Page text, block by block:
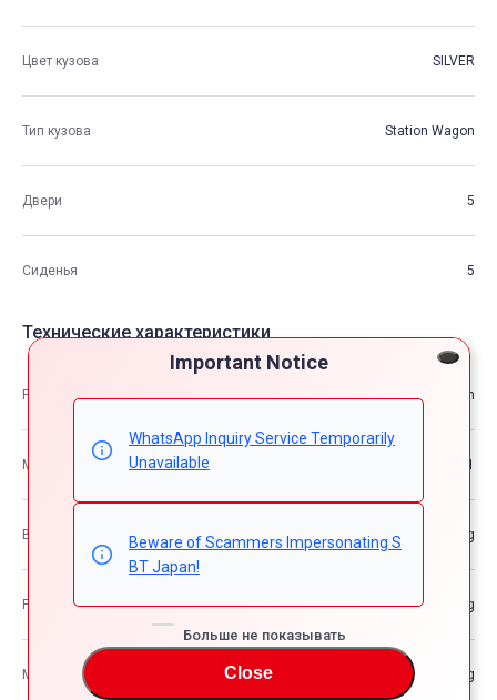
Important Notice
WhatsApp Inquiry Service Temporarily
Unavailable
Beware of Scammers Impersonating S
BT Japan!
Больше не показывать
Close
Цвет кузова SILVER
Тип кузова Station Wagon
Двери 5
Сиденья 5
Технические характеристики
Размеры 4.82m×1.79m×1.51m
М3 13.01
Вес автомобиля —kg
Разрешенная максимальная масса транспортного средства —kg
Максимальная грузоподъемность —kg